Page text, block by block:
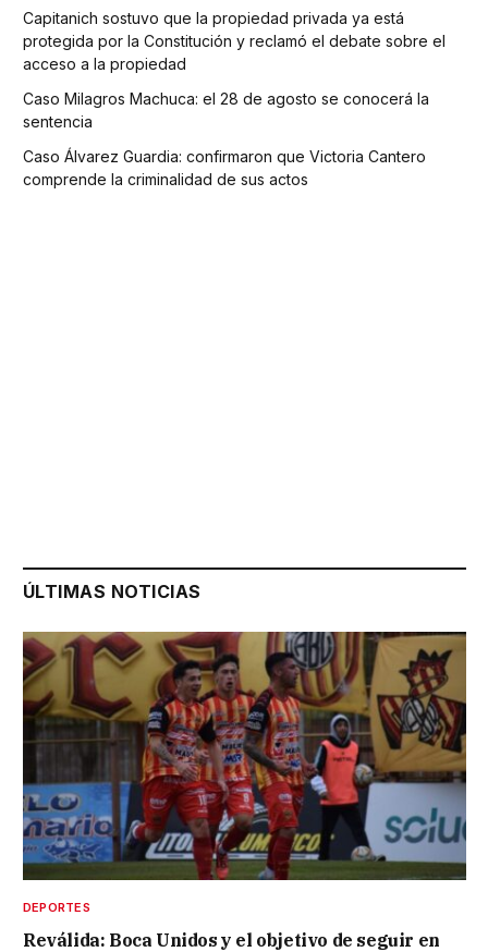
Capitanich sostuvo que la propiedad privada ya está
protegida por la Constitución y reclamó el debate sobre el
acceso a la propiedad
Caso Milagros Machuca: el 28 de agosto se conocerá la
sentencia
Caso Álvarez Guardia: confirmaron que Victoria Cantero
comprende la criminalidad de sus actos
ÚLTIMAS NOTICIAS
DEPORTES
Reválida: Boca Unidos y el objetivo de seguir en